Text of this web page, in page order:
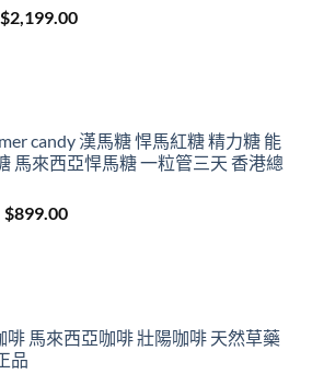
$2,199.00Price
candy 漢馬糖 悍馬紅糖 精力糖 能
馬來西亞悍馬糖 一粒管三天 香港總
Original
$899.00Current
啡 馬來西亞咖啡 壯陽咖啡 天然草藥
品